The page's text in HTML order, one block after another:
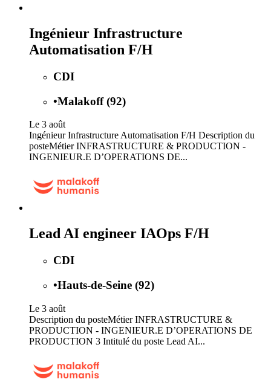
Ingénieur Infrastructure
Automatisation F/H
CDI
•Malakoff (92)
Le 3 août
Ingénieur Infrastructure Automatisation F/H Description du
posteMétier INFRASTRUCTURE & PRODUCTION -
INGENIEUR.E D’OPERATIONS DE...
Lead AI engineer IAOps F/H
CDI
•Hauts-de-Seine (92)
Le 3 août
Description du posteMétier INFRASTRUCTURE &
PRODUCTION - INGENIEUR.E D’OPERATIONS DE
PRODUCTION 3 Intitulé du poste Lead AI...